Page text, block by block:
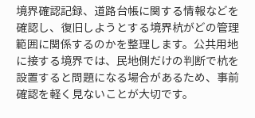
境界確認記録、道路台帳に関する情報などを
確認し、復旧しようとする境界杭がどの管理
範囲に関係するのかを整理します。公共用地
に接する境界では、民地側だけの判断で杭を
設置すると問題になる場合があるため、事前
確認を軽く見ないことが大切です。